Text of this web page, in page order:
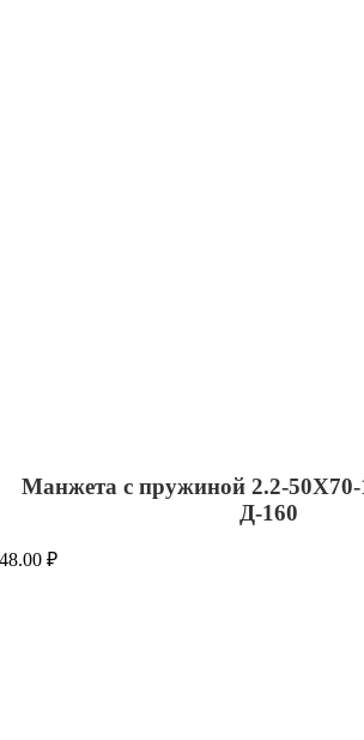
Манжета с пружиной 2.2-50Х70-
Д-160
48.00₽